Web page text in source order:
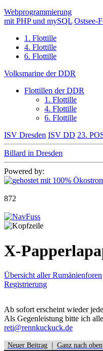
Webprogrammierung
mit PHP und mySQL Ostsee-
1. Flottille
4. Flottille
6. Flottille
Volksmarine der DDR
Flottillen der DDR
1. Flottille
4. Flottille
6. Flottille
ISV Dresden ISV DD 23.
Billard in Dresden
Powered by:
872
X-
Übersicht aller Rumänienforen
Registrierung
Ab sofort erscheint wieder
Als Gegenleistung bitte ich
reti@rennkuckuck.de
Neuer Beitrag Ganz nach oben